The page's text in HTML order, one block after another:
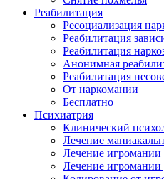
Реабилитация
Ресоциализация
Реабилитация
Реабилитация
Анонимная
Реабилитация
От наркомании
Бесплатно
Психиатрия
Клинический
Лечение
Лечение игромании
Лечение игромании